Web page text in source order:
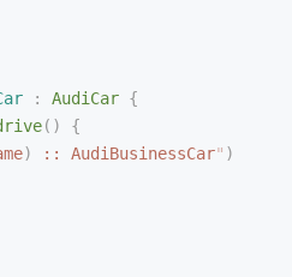
: AudiCar {
()
{
) :: AudiBusinessCar" )